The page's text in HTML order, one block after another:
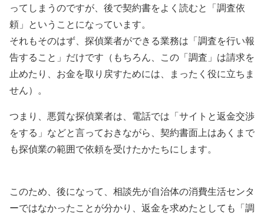
ってしまうのですが、後で契約書をよく読むと「調査依
頼」ということになっています。
それもそのはず、探偵業者ができる業務は「調査を行い報
告すること」だけです（もちろん、この「調査」は請求を
止めたり、お金を取り戻すためには、まったく役に立ちま
せん）。
つまり、悪質な探偵業者は、電話では「サイトと返金交渉
をする」などと言っておきながら、契約書面上はあくまで
も探偵業の範囲で依頼を受けたかたちにします。
このため、後になって、相談先が自治体の消費生活センタ
ーではなかったことが分かり、返金を求めたとしても「調